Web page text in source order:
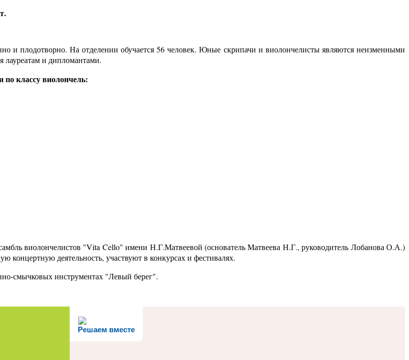
и плодотворно. На отделении обучается 56 человек. Юные скрипачи и виолончелисты являются неизменными
лауреатам и дипломантами.
по классу виолончель:
виолончелистов "Vita Cello" имени Н.Г.Матвеевой (основатель Матвеева Н.Г., руководитель Лобанова О.А.)
концертную деятельность, участвуют в конкурсах и фестивалях.
смычковых инструментах "Левый берег".
Решаем вместе